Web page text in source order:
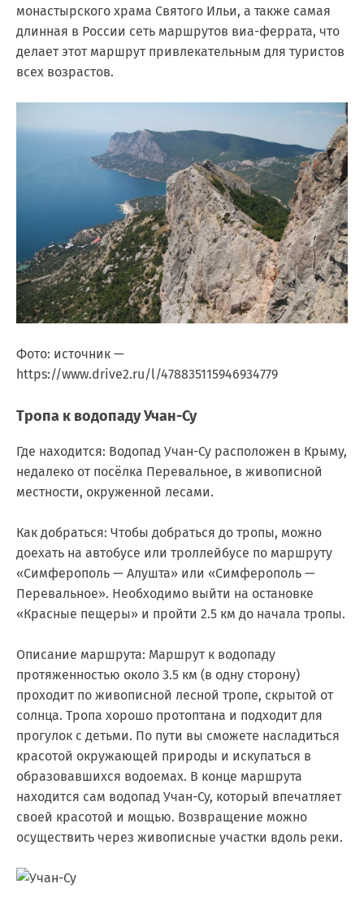
монастырского храма Святого Ильи, а также самая
длинная в России сеть маршрутов виа-феррата, что
делает этот маршрут привлекательным для туристов
всех возрастов.
Фото: источник —
https://www.drive2.ru/l/478835115946934779
Тропа к водопаду Учан-Су
Где находится: Водопад Учан-Су расположен в Крыму,
недалеко от посёлка Перевальное, в живописной
местности, окруженной лесами.
Как добраться: Чтобы добраться до тропы, можно
доехать на автобусе или троллейбусе по маршруту
«Симферополь — Алушта» или «Симферополь —
Перевальное». Необходимо выйти на остановке
«Красные пещеры» и пройти 2.5 км до начала тропы.
Описание маршрута: Маршрут к водопаду
протяженностью около 3.5 км (в одну сторону)
проходит по живописной лесной тропе, скрытой от
солнца. Тропа хорошо протоптана и подходит для
прогулок с детьми. По пути вы сможете насладиться
красотой окружающей природы и искупаться в
образовавшихся водоемах. В конце маршрута
находится сам водопад Учан-Су, который впечатляет
своей красотой и мощью. Возвращение можно
осуществить через живописные участки вдоль реки.